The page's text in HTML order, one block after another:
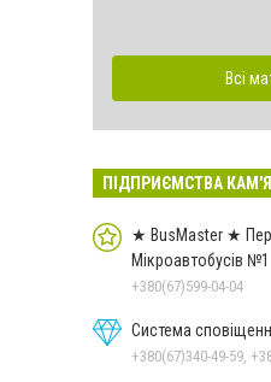
Всі
ПІДПРИЄМСТВА
★ BusMaster ★
Мікроавтобусів №1
+380(67)599-04-04
Система
+380(67)340-49-59,